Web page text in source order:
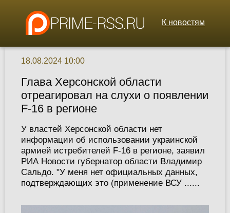
К новостям
18.08.2024 10:00
Глава Херсонской области
отреагировал на слухи о появлении
F-16 в регионе
У властей Херсонской области нет
информации об использовании украинской
армией истребителей F-16 в регионе, заявил
РИА Новости губернатор области Владимир
Сальдо. "У меня нет официальных данных,
подтверждающих это (применение ВСУ ......